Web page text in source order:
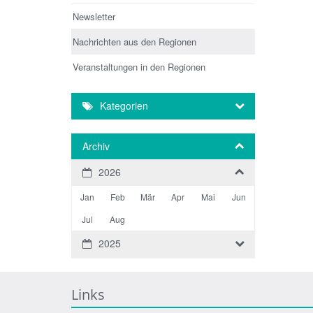
Newsletter
Nachrichten aus den Regionen
Veranstaltungen in den Regionen
Kategorien
Archiv
2026
Jan Feb Mär Apr Mai
Jun
Jul
Aug
2025
Links